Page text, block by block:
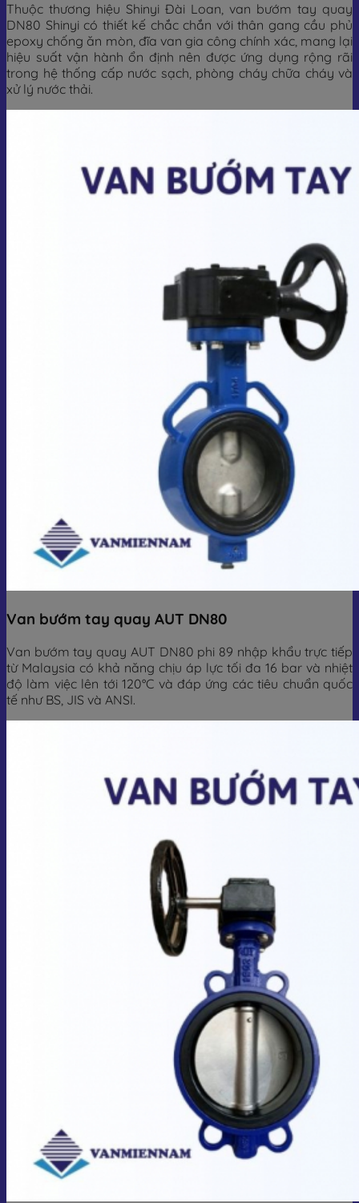
Thuộc thương hiệu Shinyi Đài Loan, van bướm tay quay
DN80 Shinyi có thiết kế chắc chắn với thân gang cầu phủ
epoxy chống ăn mòn, đĩa van gia công chính xác, mang lại
hiệu suất vận hành ổn định nên được ứng dụng rộng rãi
trong hệ thống cấp nước sạch, phòng cháy chữa cháy và
xử lý nước thải.
Van bướm tay quay AUT DN80
Van bướm tay quay AUT DN80 phi 89 nhập khẩu trực tiếp
từ Malaysia có khả năng chịu áp lực tối đa 16 bar và nhiệt
độ làm việc lên tới 120°C và đáp ứng các tiêu chuẩn quốc
tế như BS, JIS và ANSI.